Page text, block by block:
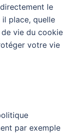
le
place, quelle
vie du cookie
votre vie
par exemple